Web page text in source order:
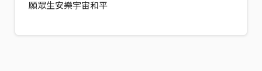
願眾生安樂宇宙和平